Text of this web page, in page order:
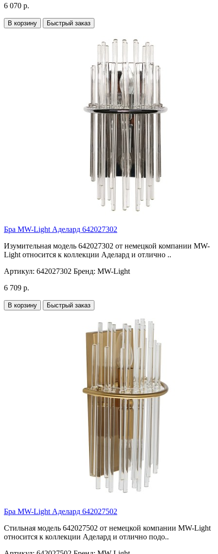
6 070 р.
В корзину Быстрый заказ
Бра MW-Light Аделард 642027302
Изумительная модель 642027302 от немецкой компании MW-
Light относится к коллекции Аделард и отлично ..
Артикул: 642027302 Бренд: MW-Light
6 709 р.
В корзину Быстрый заказ
Бра MW-Light Аделард 642027502
Стильная модель 642027502 от немецкой компании MW-Light
относится к коллекции Аделард и отлично подо..